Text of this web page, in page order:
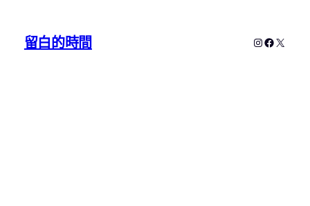
留白的時間 Instagram
X